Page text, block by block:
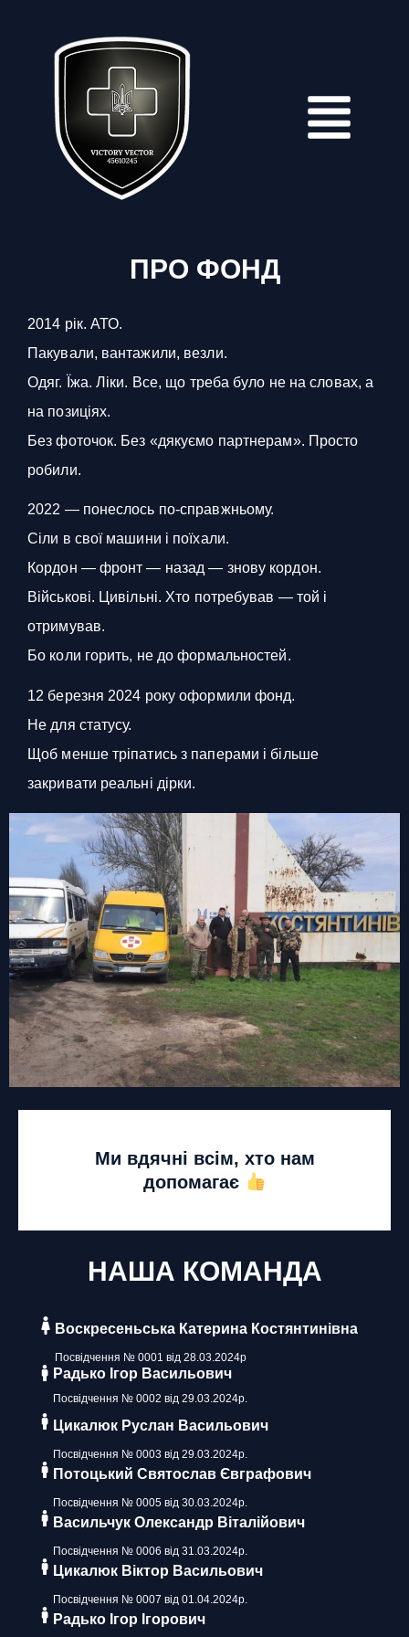
ПРО ФОНД
2014 рік. АТО.
Пакували, вантажили, везли.
Одяг. Їжа. Ліки. Все, що треба було не на словах, а
на позиціях.
Без фоточок. Без «дякуємо партнерам». Просто
робили.
2022 — понеслось по-справжньому.
Сіли в свої машини і поїхали.
Кордон — фронт — назад — знову кордон.
Військові. Цивільні. Хто потребував — той і
отримував.
Бо коли горить, не до формальностей.
12 березня 2024 року оформили фонд.
Не для статусу.
Щоб менше тріпатись з паперами і більше
закривати реальні дірки.
Ми вдячні всім, хто нам
допомагає
НАША КОМАНДА
Воскресеньська Катерина Костянтинівна
Посвідчення № 0001 від 28.03.2024р
Радько Ігор Васильович
Посвідчення № 0002 від 29.03.2024р.
Цикалюк Руслан Васильович
Посвідчення № 0003 від 29.03.2024р.
Потоцький Святослав Євграфович
Посвідчення № 0005 від 30.03.2024р.
Васильчук Олександр Віталійович
Посвідчення № 0006 від 31.03.2024р.
Цикалюк Віктор Васильович
Посвідчення № 0007 від 01.04.2024р.
Радько Ігор Ігорович